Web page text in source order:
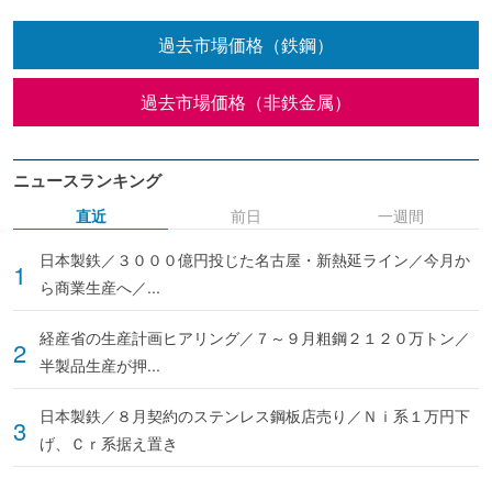
過去市場価格（鉄鋼）
過去市場価格（非鉄金属）
ニュースランキング
直近
日本製鉄／３０００億円投じた名古屋・新熱延ライン／今月か
ら商業生産へ／...
経産省の生産計画ヒアリング／７～９月粗鋼２１２０万トン／
半製品生産が押...
日本製鉄／８月契約のステンレス鋼板店売り／Ｎｉ系１万円下
げ、Ｃｒ系据え置き
前日 一週間